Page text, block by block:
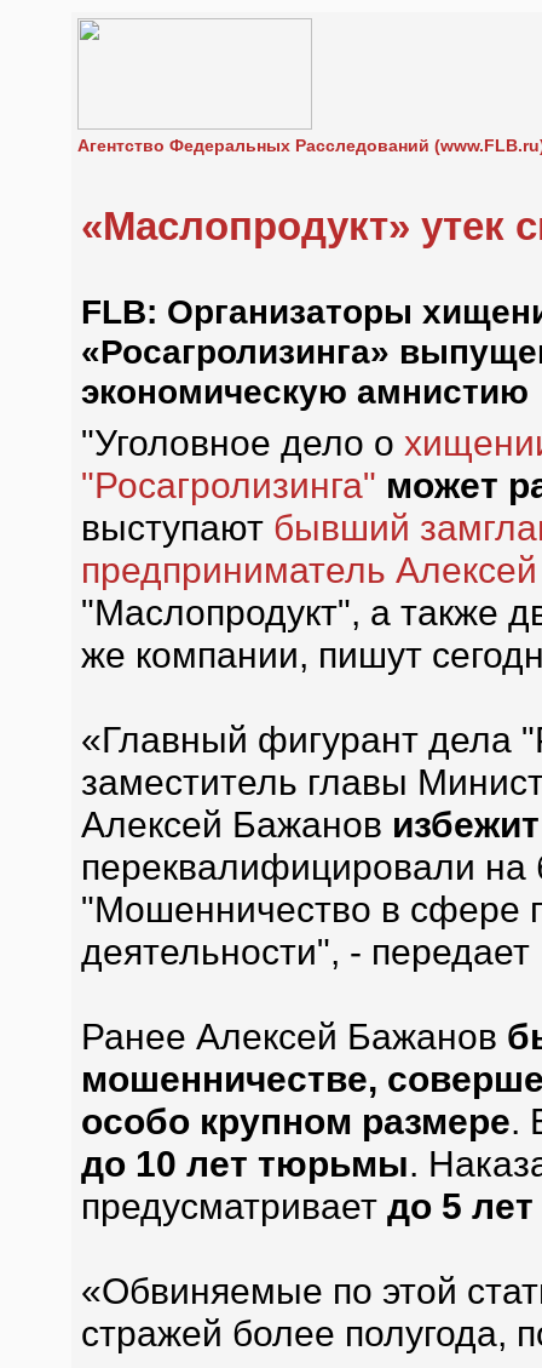
Агентство Федеральных Расследований
«Маслопродукт» утек
FLB: Организаторы
«Росагролизинга»
экономическую амнистию
"Уголовное дело о
"Росагролизинга" может
выступают бывший
предприниматель
"Маслопродукт", а также
же компании, пишут
«Главный фигурант дела
заместитель главы
Алексей Бажанов
переквалифицировали на
"Мошенничество в сфере
деятельности", -
Ранее Алексей Бажанов
мошенничестве,
особо крупном размере.
до 10 лет тюрьмы.
предусматривает до 5
«Обвиняемые по этой
стражей более полугода,